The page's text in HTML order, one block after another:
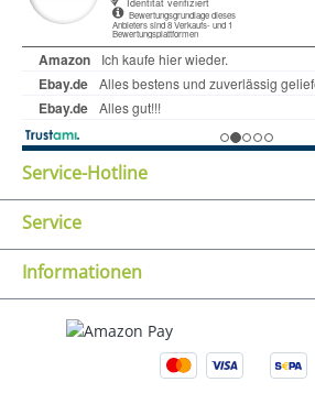
Service-Hotline
Service
Informationen